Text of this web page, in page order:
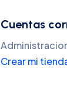
Cuentas
Crear mi